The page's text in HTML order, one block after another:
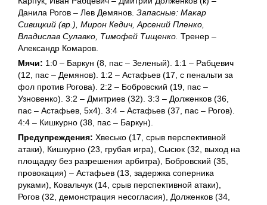
Данила Рогов – Лев Демянов. Запасные: Макар
Сивицкий (вр.), Мирон Кедич, Арсений Пленко,
Владислав Сулавко, Тимофей Тищенко. Тренер –
Александр Комаров.
Мячи: 1:0 – Баркун (8, пас – Зеленый). 1:1 – Рабцевич
(12, пас – Демянов). 1:2 – Астафьев (17, с пенальти за
фол против Рогова). 2:2 – Бобровский (19, пас –
Узновенко). 3:2 – Дмитриев (32). 3:3 – Долженков (36,
пас – Астафьев, 5х4). 3:4 – Астафьев (37, пас – Рогов).
4:4 – Кишкурно (38, пас – Баркун).
Предупреждения: Хвесько (17, срыв перспективной
атаки), Кишкурно (23, грубая игра), Сысюк (32, выход на
площадку без разрешения арбитра), Бобровский (35,
провокация) – Астафьев (13, задержка соперника
руками), Ковальчук (14, срыв перспективной атаки),
Рогов (32, демонстрация несогласия), Долженков (34,